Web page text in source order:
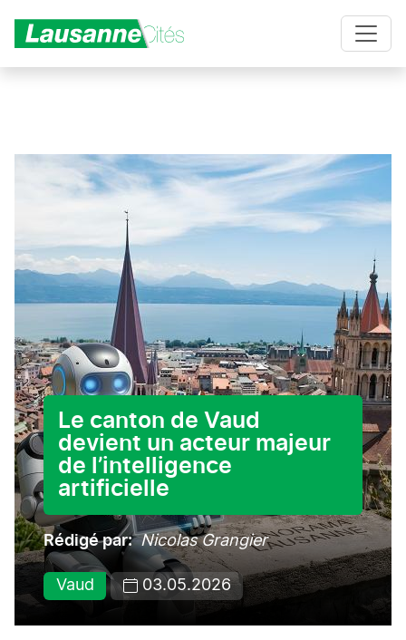
Le canton de Vaud
devient un acteur majeur
de l’intelligence
artificielle
Rédigé par Nicolas Grangier
Vaud 03.05.2026